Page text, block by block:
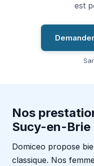
est
Nos
Sucy-en-Brie
Domiceo propose
classique. Nos